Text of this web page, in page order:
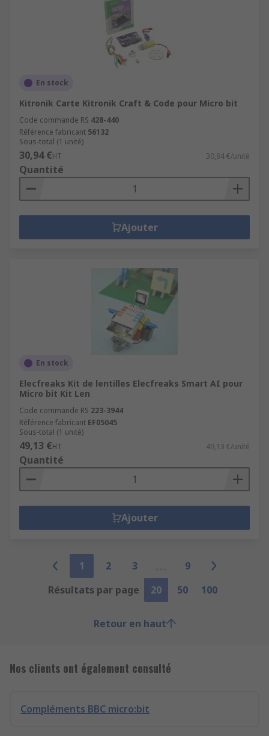
En stock
Kitronik Carte Kitronik Craft & Code pour Micro bit
Code commande RS 428-440
Référence fabricant 56132
Sous-total (1 unité)
30,94 €HT 30,94 €/unité
Quantité
Ajouter
En stock
Elecfreaks Kit de lentilles Elecfreaks Smart AI pour
Micro bit Kit Len
Code commande RS 223-3944
Référence fabricant EF05045
Sous-total (1 unité)
49,13 €HT 49,13 €/unité
Quantité
Ajouter
1 2 3
9
Résultats par page
20 50 100
Retour en haut
Nos clients ont également consulté
Compléments BBC micro:bit